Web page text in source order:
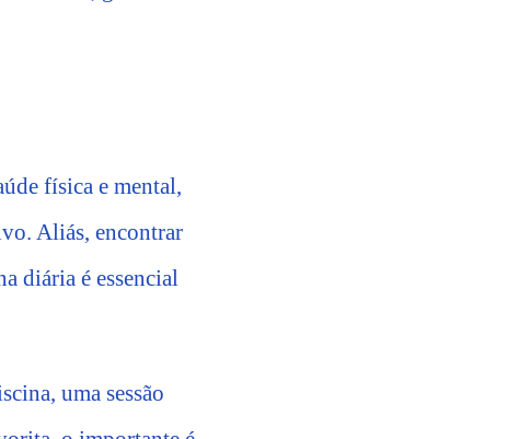
física e mental,
Aliás, encontrar
diária é essencial
uma sessão